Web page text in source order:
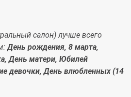
салон) лучше всего
День рождения, 8 марта,
День матери, Юбилей
девочки, День влюбленных (14